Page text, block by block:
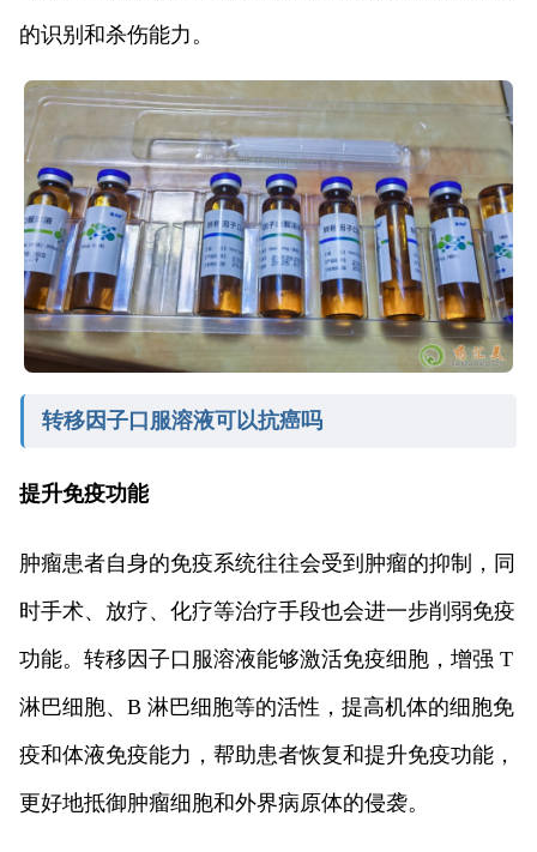
的识别和杀伤能力。
转移因子口服溶液可以抗癌吗
提升免疫功能
肿瘤患者自身的免疫系统往往会受到肿瘤的抑制，同
时手术、放疗、化疗等治疗手段也会进一步削弱免疫
功能。转移因子口服溶液能够激活免疫细胞，增强 T
淋巴细胞、B 淋巴细胞等的活性，提高机体的细胞免
疫和体液免疫能力，帮助患者恢复和提升免疫功能，
更好地抵御肿瘤细胞和外界病原体的侵袭。